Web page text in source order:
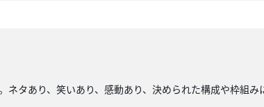
タあり、笑いあり、感動あり、決められた構成や枠組み